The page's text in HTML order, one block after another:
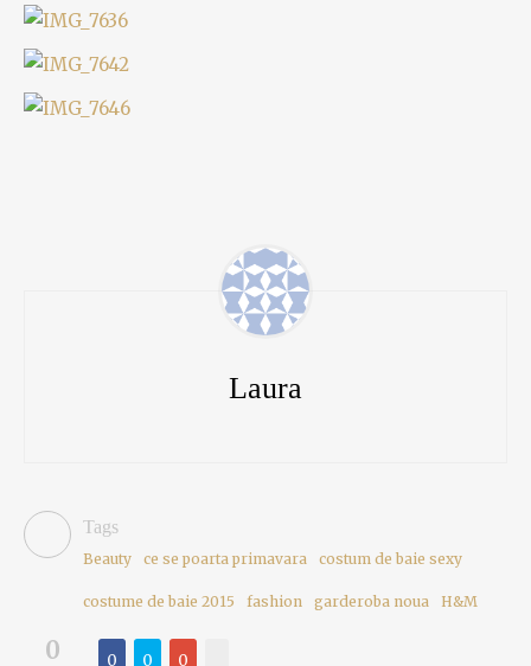
Laura
Tags
Beauty ce se poarta primavara costum de baie sexy
costume de baie 2015 fashion garderoba noua H&M
0 0 0 0